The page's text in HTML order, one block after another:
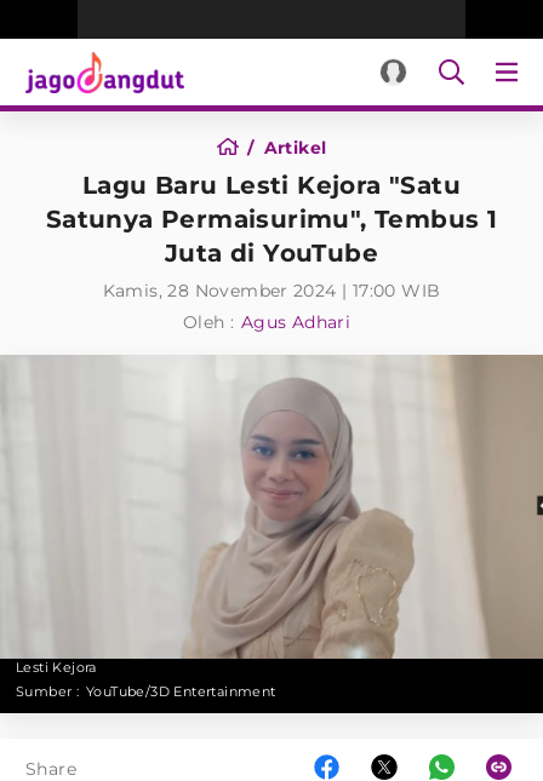
Artikel
Lagu Baru Lesti Kejora "Satu
Satunya Permaisurimu", Tembus 1
Juta di YouTube
Kamis, 28 November 2024 | 17:00 WIB
Oleh : Agus Adhari
Lesti Kejora
Sumber : YouTube/3D Entertainment
Share